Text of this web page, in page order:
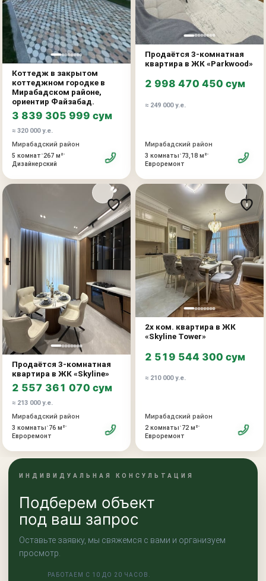
удобными транспортными развязками и быстрым
доступом к центральным частям города.
Отличный вариант для тех, кто ищет новый современный
дом для комфортной жизни в престижной локации
Ташкента.
Коттедж в закрытом
коттеджном городке в
Мирабадском районе,
ориентир Файзабад.
3 839 305 999 сум
≈ 320 000 у.е.
Мирабадский район
5 комнат•267 м²•
Дизайнерский
Продаётся 3-комнатная
квартира в ЖК «Parkwood»
2 998 470 450 сум
≈ 249 000 у.е.
Мирабадский район
3 комнаты•73,18 м²•
Евроремонт
Продаётся 3-комнатная
квартира в ЖК «Skyline»
2 557 361 070 сум
≈ 213 000 у.е.
Мирабадский район
3 комнаты•76 м²•
Евроремонт
2х ком. квартира в ЖК
«Skyline Tower»
2 519 544 300 сум
≈ 210 000 у.е.
Мирабадский район
2 комнаты•72 м²•
Евроремонт
ИНДИВИДУАЛЬНАЯ КОНСУЛЬТАЦИЯ
Подберем объект
под ваш запрос
Оставьте заявку, мы свяжемся с вами и организуем
просмотр.
РАБОТАЕМ С 10 ДО 20 ЧАСОВ.